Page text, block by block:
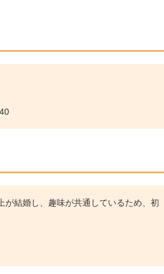
結婚し、趣味が共通しているため、初